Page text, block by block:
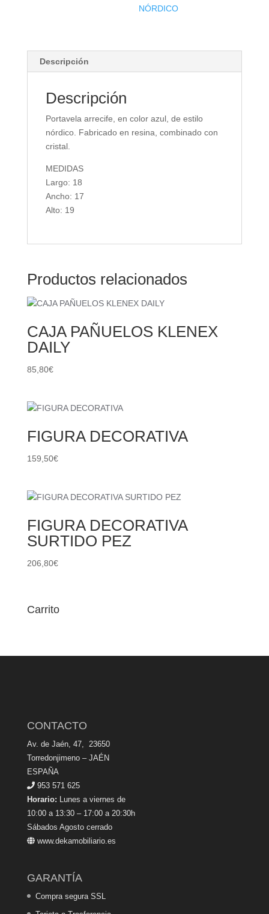
NÓRDICO
Descripción
Descripción
Portavela arrecife, en color azul, de estilo
nórdico. Fabricado en resina, combinado con
cristal.
MEDIDAS
Largo: 18
Ancho: 17
Alto: 19
Productos relacionados
CAJA PAÑUELOS KLENEX
DAILY
85,80€
FIGURA DECORATIVA
159,50€
FIGURA DECORATIVA
SURTIDO PEZ
206,80€
Carrito
CONTACTO
Av. de Jaén, 47, 23650
Torredonjimeno – JAÉN
ESPAÑA
953 571 625
Horario: Lunes a viernes de
10:00 a 13:30 – 17:00 a 20:30h
Sábados Agosto cerrado
www.dekamobiliario.es
GARANTÍA
Compra segura SSL